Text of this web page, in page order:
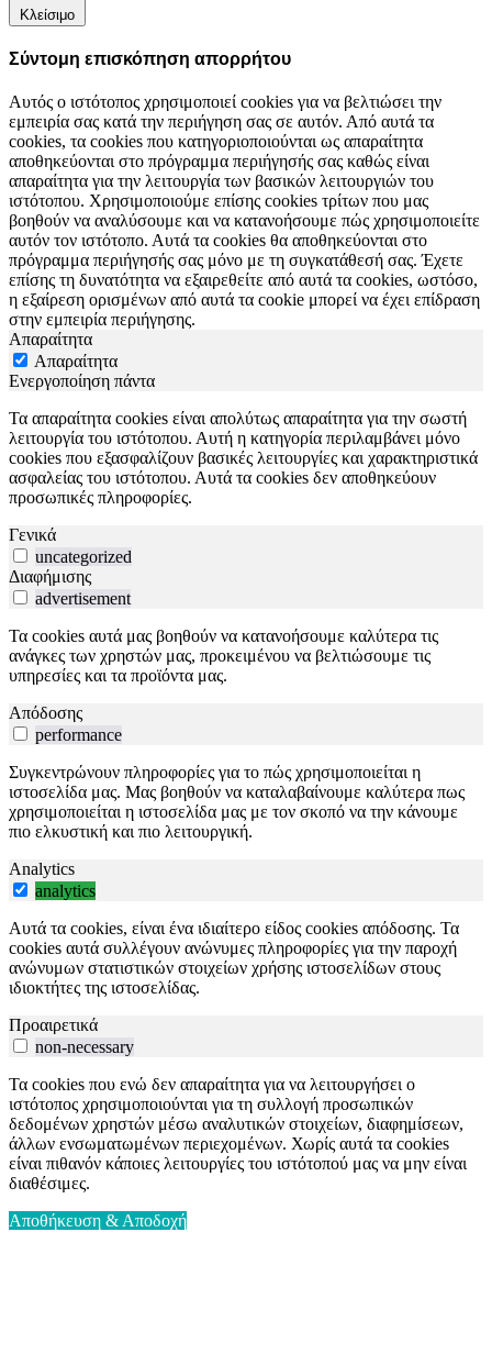
Κλείσιμο
Σύντομη επισκόπηση απορρήτου
Αυτός ο ιστότοπος χρησιμοποιεί cookies για να βελτιώσει την
εμπειρία σας κατά την περιήγηση σας σε αυτόν. Από αυτά τα
cookies, τα cookies που κατηγοριοποιούνται ως απαραίτητα
αποθηκεύονται στο πρόγραμμα περιήγησής σας καθώς είναι
απαραίτητα για την λειτουργία των βασικών λειτουργιών του
ιστότοπου. Χρησιμοποιούμε επίσης cookies τρίτων που μας
βοηθούν να αναλύσουμε και να κατανοήσουμε πώς χρησιμοποιείτε
αυτόν τον ιστότοπο. Αυτά τα cookies θα αποθηκεύονται στο
πρόγραμμα περιήγησής σας μόνο με τη συγκατάθεσή σας. Έχετε
επίσης τη δυνατότητα να εξαιρεθείτε από αυτά τα cookies, ωστόσο,
η εξαίρεση ορισμένων από αυτά τα cookie μπορεί να έχει επίδραση
στην εμπειρία περιήγησης.
Απαραίτητα
Απαραίτητα
Ενεργοποίηση πάντα
Τα απαραίτητα cookies είναι απολύτως απαραίτητα για την σωστή
λειτουργία του ιστότοπου. Αυτή η κατηγορία περιλαμβάνει μόνο
cookies που εξασφαλίζουν βασικές λειτουργίες και χαρακτηριστικά
ασφαλείας του ιστότοπου. Αυτά τα cookies δεν αποθηκεύουν
προσωπικές πληροφορίες.
Γενικά
uncategorized
Διαφήμισης
advertisement
Τα cookies αυτά μας βοηθούν να κατανοήσουμε καλύτερα τις
ανάγκες των χρηστών μας, προκειμένου να βελτιώσουμε τις
υπηρεσίες και τα προϊόντα μας.
Απόδοσης
performance
Συγκεντρώνουν πληροφορίες για το πώς χρησιμοποιείται η
ιστοσελίδα μας. Μας βοηθούν να καταλαβαίνουμε καλύτερα πως
χρησιμοποιείται η ιστοσελίδα μας με τον σκοπό να την κάνουμε
πιο ελκυστική και πιο λειτουργική.
Analytics
analytics
Αυτά τα cookies, είναι ένα ιδιαίτερο είδος cookies απόδοσης. Τα
cookies αυτά συλλέγουν ανώνυμες πληροφορίες για την παροχή
ανώνυμων στατιστικών στοιχείων χρήσης ιστοσελίδων στους
ιδιοκτήτες της ιστοσελίδας.
Προαιρετικά
non-necessary
Τα cookies που ενώ δεν απαραίτητα για να λειτουργήσει ο
ιστότοπος χρησιμοποιούνται για τη συλλογή προσωπικών
δεδομένων χρηστών μέσω αναλυτικών στοιχείων, διαφημίσεων,
άλλων ενσωματωμένων περιεχομένων. Χωρίς αυτά τα cookies
είναι πιθανόν κάποιες λειτουργίες του ιστότοπού μας να μην είναι
διαθέσιμες.
Αποθήκευση & Αποδοχή